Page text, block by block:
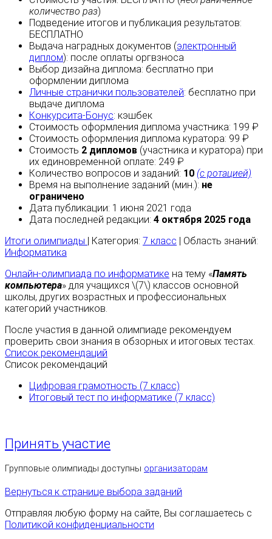
количество раз)
Подведение итогов и публикация результатов:
БЕСПЛАТНО
Выдача наградных документов (электронный
диплом): после оплаты оргвзноса
Выбор дизайна диплома: бесплатно при
оформлении диплома
Личные странички пользователей: бесплатно при
выдаче диплома
Конкурсита-Бонус: кэшбек
Стоимость оформления диплома участника: 199 ₽
Стоимость оформления диплома куратора: 99 ₽
Стоимость 2 дипломов (участника и куратора) при
их единовременной оплате: 249 ₽
Количество вопросов и заданий: 10 (с ротацией)
Время на выполнение заданий (мин.): не
ограничено
Дата публикации: 1 июня 2021 года
Дата последней редакции: 4 октября 2025 года
Итоги олимпиады
| Категория: 7 класс | Область знаний:
Информатика
Онлайн-олимпиада по информатике на тему «Память
компьютера» для учащихся \(7\) классов основной
школы, других возрастных и профессиональных
категорий участников.
После участия в данной олимпиаде рекомендуем
проверить свои знания в обзорных и итоговых тестах.
Список рекомендаций
Список рекомендаций
Цифровая грамотность (7 класс)
Итоговый тест по информатике (7 класс)
Принять участие
Групповые олимпиады доступны организаторам
Вернуться к странице выбора заданий
Отправляя любую форму на сайте, Вы соглашаетесь с
Политикой конфиденциальности